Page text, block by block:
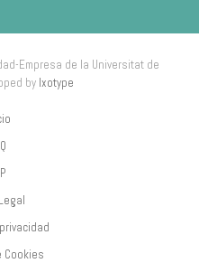
Empresa de la Universitat de
by Ixotype
Cookies